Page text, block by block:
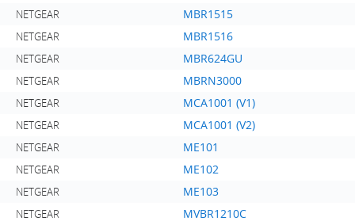
NETGEAR MBR1515
NETGEAR MBR1516
NETGEAR MBR624GU
NETGEAR MBRN3000
NETGEAR MCA1001 (V1)
NETGEAR MCA1001 (V2)
NETGEAR ME101
NETGEAR ME102
NETGEAR ME103
NETGEAR MVBR1210C